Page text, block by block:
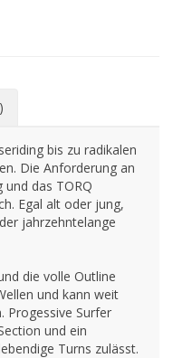
bis zu radikalen
Die Anforderung an
das TORQ
Egal alt oder jung,
jahrzehntelange
die volle Outline
und kann weit
Progessive Surfer
und ein
Turns zulässt.